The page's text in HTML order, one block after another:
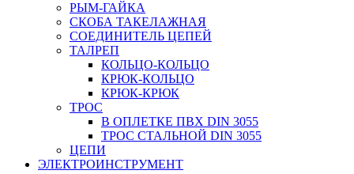
РЫМ-ГАЙКА
СКОБА ТАКЕЛАЖНАЯ
СОЕДИНИТЕЛЬ ЦЕПЕЙ
ТАЛРЕП
КОЛЬЦО-КОЛЬЦО
КРЮК-КОЛЬЦО
КРЮК-КРЮК
ТРОС
В ОПЛЕТКЕ ПВХ DIN 3055
ТРОС СТАЛЬНОЙ DIN 3055
ЦЕПИ
ЭЛЕКТРОИНСТРУМЕНТ